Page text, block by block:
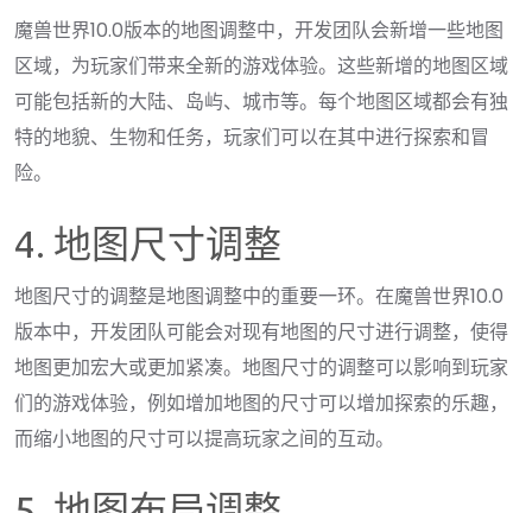
魔兽世界10.0版本的地图调整中，开发团队会新增一些地图
区域，为玩家们带来全新的游戏体验。这些新增的地图区域
可能包括新的大陆、岛屿、城市等。每个地图区域都会有独
特的地貌、生物和任务，玩家们可以在其中进行探索和冒
险。
4. 地图尺寸调整
地图尺寸的调整是地图调整中的重要一环。在魔兽世界10.0
版本中，开发团队可能会对现有地图的尺寸进行调整，使得
地图更加宏大或更加紧凑。地图尺寸的调整可以影响到玩家
们的游戏体验，例如增加地图的尺寸可以增加探索的乐趣，
而缩小地图的尺寸可以提高玩家之间的互动。